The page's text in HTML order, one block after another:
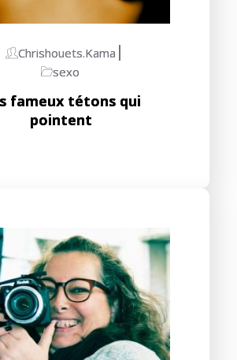
Chrishouets.kama
sexo
fameux tétons qui
pointent